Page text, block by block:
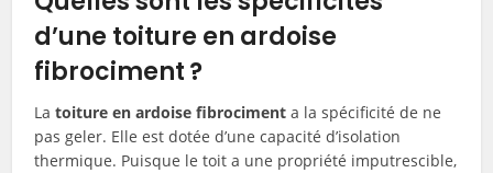
d’une toiture en ardoise
fibrociment ?
Latoiture en ardoise fibrociment a la spécificité de ne
pas geler. Elle est dotée d’une capacité d’isolation
thermique. Puisque le toit a une propriété imputrescible,